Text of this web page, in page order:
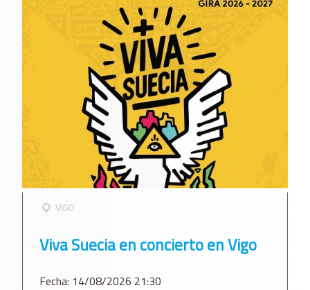
VIGO
Viva Suecia en concierto en Vigo
Fecha: 14/08/2026 21:30